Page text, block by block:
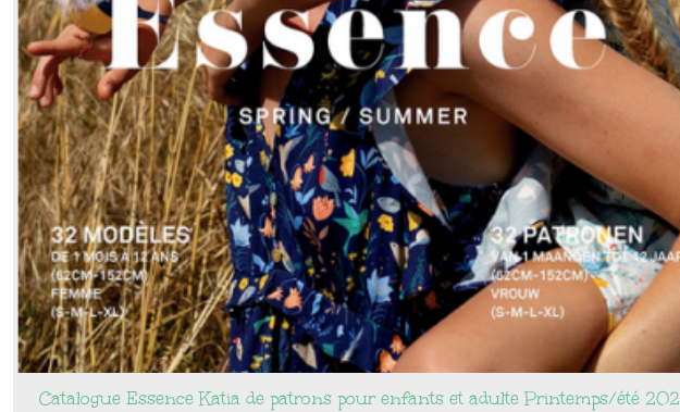
Catalogue Essence Katia de patrons pour enfants et adulte Printemps/été
Fermoirs
(2)
Fiches
créatives
(43)
Livres
(2)
Patrons
(1)
Afficher